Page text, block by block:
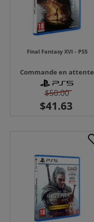
Final Fantasy XVI - PS5
Commande en attente
$50.00